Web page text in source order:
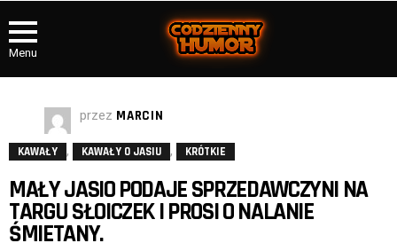
Menu
przez MARCIN
KAWAŁY , KAWAŁY O JASIU , KRÓTKIE
MAŁY JASIO PODAJE SPRZEDAWCZYNI NA
TARGU SŁOICZEK I PROSI O NALANIE
ŚMIETANY.